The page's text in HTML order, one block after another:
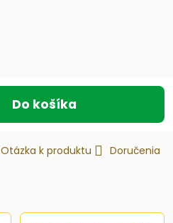
Do košíka
Otázka k produktu
Doručenia